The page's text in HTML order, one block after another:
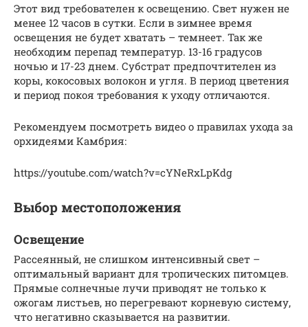
Этот вид требователен к освещению. Свет нужен не
менее 12 часов в сутки. Если в зимнее время
освещения не будет хватать – темнеет. Так же
необходим перепад температур. 13-16 градусов
ночью и 17-23 днем. Субстрат предпочтителен из
коры, кокосовых волокон и угля. В период цветения
и период покоя требования к уходу отличаются.
Рекомендуем посмотреть видео о правилах ухода за
орхидеями Камбрия:
https://youtube.com/watch?v=cYNeRxLpKdg
Выбор местоположения
Освещение
Рассеянный, не слишком интенсивный свет –
оптимальный вариант для тропических питомцев.
Прямые солнечные лучи приводят не только к
ожогам листьев, но перегревают корневую систему,
что негативно сказывается на развитии.